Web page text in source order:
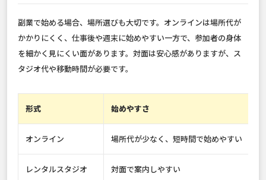
副業で始める場合、場所選びも大切です。オンラインは場所代が
かかりにくく、仕事後や週末に始めやすい一方で、参加者の身体
を細かく見にくい面があります。対面は安心感がありますが、ス
タジオ代や移動時間が必要です。
形式 始めやすさ
オンライン 場所代が少なく、短時間で始めやすい
レンタルスタジオ 対面で案内しやすい